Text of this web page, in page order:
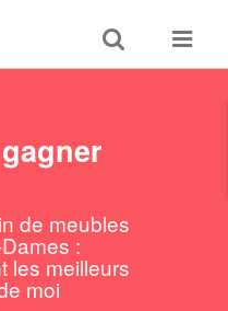
Toggle
search
Toggle
de meubles
:
les meilleurs
moi